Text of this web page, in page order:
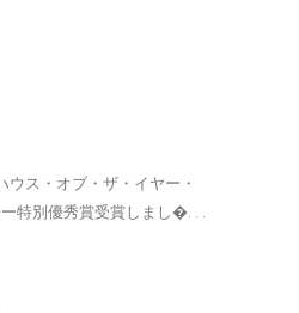
ウス・オブ・ザ・イヤー・
特別優秀賞受賞しまし�. . .